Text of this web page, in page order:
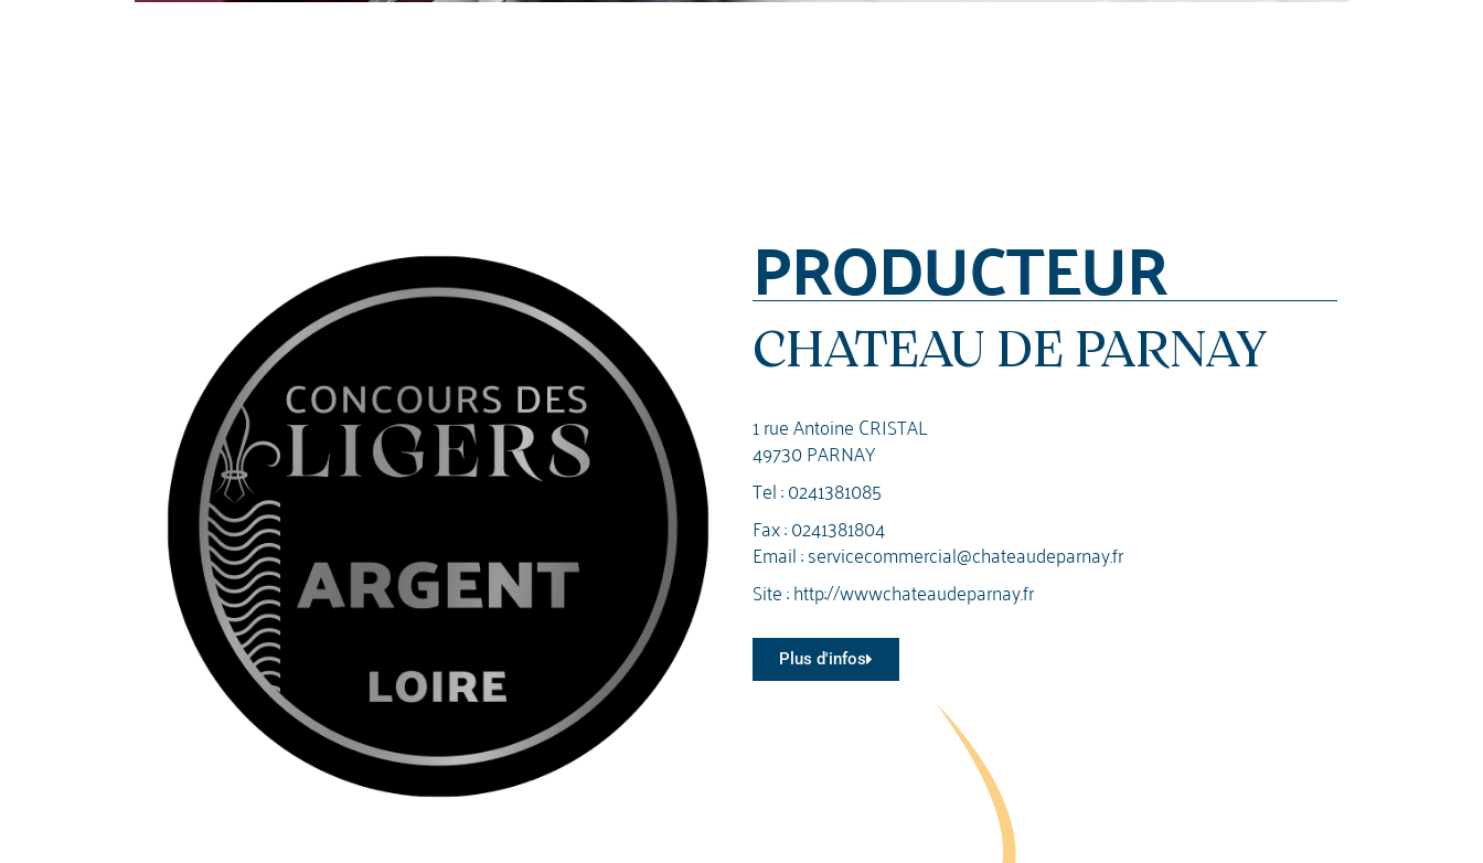
PRODUCTEUR
CHATEAU DE PARNAY
1 rue Antoine CRISTAL
49730 PARNAY
Tel :0241381085
Fax : 0241381804
Email :servicecommercial@chateaudeparnay.fr
Site :http://wwwchateaudeparnay.fr
Plus d'infos